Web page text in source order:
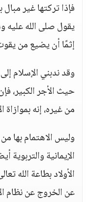
فإذا تركتها غير
يقول صلى الله عليه
إثمًا أن يضيع من
وقد ندبني الإسلام
حيث الأجر الكبير،
من غيره، إنه بموازاة
وليس الاهتمام بها
الإيمانية والتربوية
الأولاد بطاعة الله
عن الخروج عن نظام